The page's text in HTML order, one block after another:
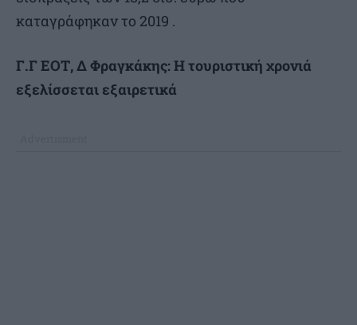
καταγράφηκαν το 2019 .
Γ.Γ ΕΟΤ, Δ Φραγκάκης: Η τουριστική χρονιά
εξελίσσεται εξαιρετικά